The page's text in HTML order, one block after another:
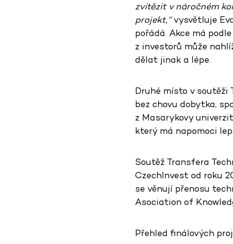
zvítězit v náročném
projekt,“vysvětluje
pořádá. Akce má
z investorů může
dělat jinak a lépe.
Druhé místo v soutěži
bez chovu dobytka,
z Masarykovy
který má napomoci
Soutěž Transfera
CzechInvest od roku
se věnují přenosu
Asociation of
Přehled finálových